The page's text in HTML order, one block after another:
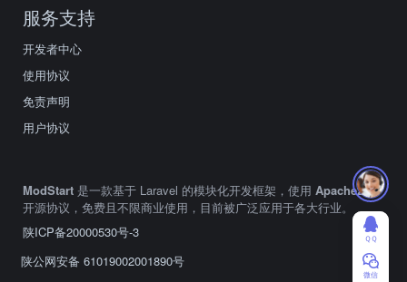
服务支持
开发者中心
使用协议
免责声明
用户协议
ModStart 是一款基于 Laravel 的模块化开发框架，使用 Apache2.0
开源协议，免费且不限商业使用，目前被广泛应用于各大行业。
陕ICP备20000530号-3
陕公网安备 61019002001890号
ＱＱ
微信